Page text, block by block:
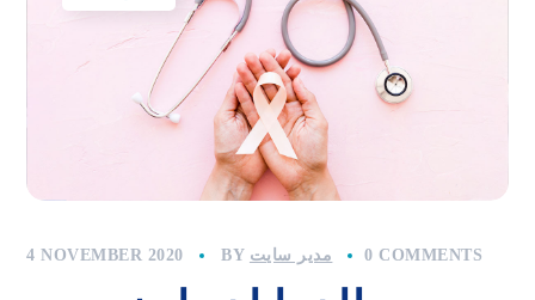
4 NOVEMBER 2020 BY مدیر سایت 0 COMMENTS